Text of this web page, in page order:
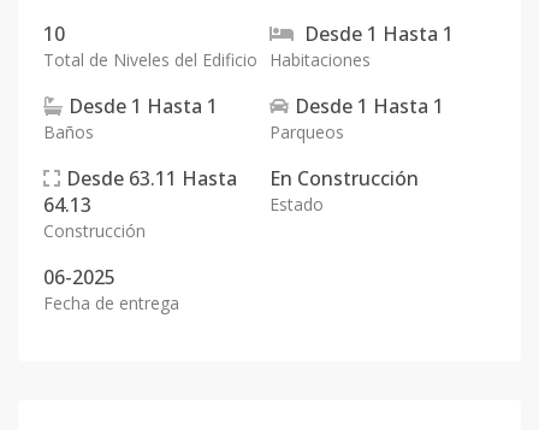
10
Total de Niveles del Edificio
Desde 1 Hasta 1
Habitaciones
Desde 1 Hasta 1
Baños
Desde 1 Hasta 1
Parqueos
Desde 63.11 Hasta
64.13
Construcción
En Construcción
Estado
06-2025
Fecha de entrega